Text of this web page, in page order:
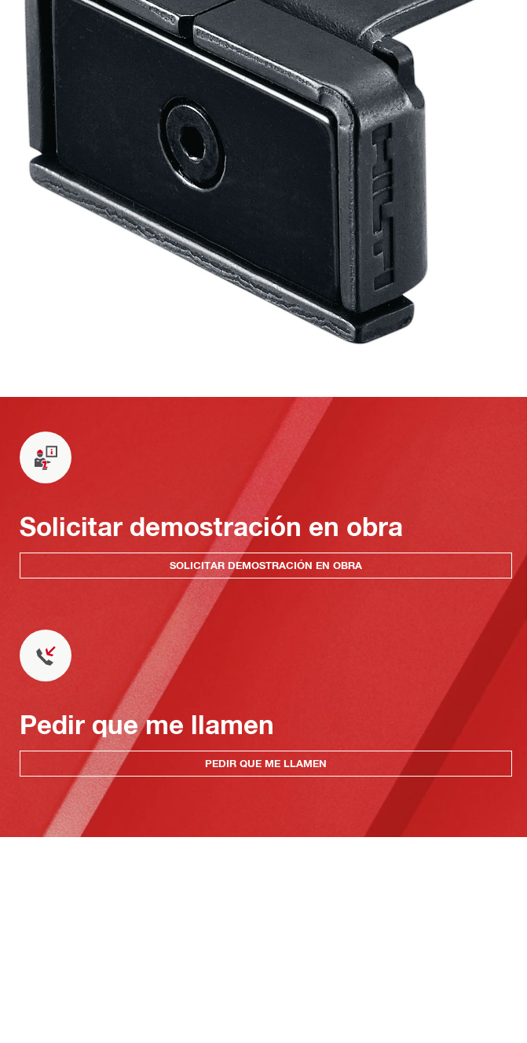
Solicitar demostración en obra
SOLICITAR DEMOSTRACIÓN EN OBRA
Pedir que me llamen
PEDIR QUE ME LLAMEN